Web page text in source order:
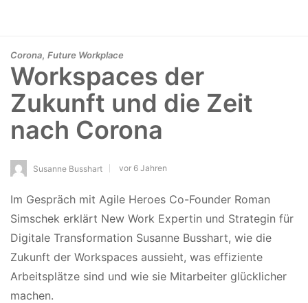
Corona, Future Workplace
Workspaces der
Zukunft und die Zeit
nach Corona
Susanne Busshart vor 6 Jahren
Im Gespräch mit Agile Heroes Co-Founder Roman
Simschek erklärt New Work Expertin und Strategin für
Digitale Transformation Susanne Busshart, wie die
Zukunft der Workspaces aussieht, was effiziente
Arbeitsplätze sind und wie sie Mitarbeiter glücklicher
machen.